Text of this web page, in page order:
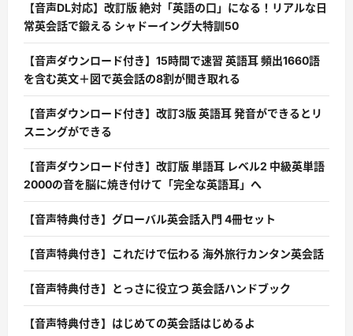
【音声DL対応】改訂版 絶対「英語の口」になる！リアルな日
常英会話で鍛える シャドーイング大特訓50
【音声ダウンロード付き】15時間で速習 英語耳 頻出1660語
を含む英文＋図で英会話の8割が聞き取れる
【音声ダウンロード付き】改訂3版 英語耳 発音ができるとリ
スニングができる
【音声ダウンロード付き】改訂版 単語耳 レベル2 中級英単語
2000の音を脳に焼き付けて「完全な英語耳」へ
【音声特典付き】グローバル英会話入門 4冊セット
【音声特典付き】これだけで伝わる 海外旅行カンタン英会話
【音声特典付き】とっさに役立つ 英会話ハンドブック
【音声特典付き】はじめての英会話はじめるよ